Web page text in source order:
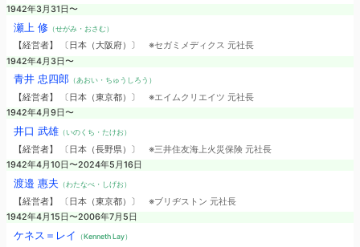
1942年3月31日〜
瀬上 修（せがみ・おさむ）
【経営者】 〔日本（大阪府）〕 ※セガミメディクス 元社長
1942年4月3日〜
青井 忠四郎（あおい・ちゅうしろう）
【経営者】 〔日本（東京都）〕 ※エイムクリエイツ 元社長
1942年4月9日〜
井口 武雄（いのくち・たけお）
【経営者】 〔日本（長野県）〕 ※三井住友海上火災保険 元社長
1942年4月10日〜2024年5月16日
渡邉 惠夫 （わたなべ・しげお）
【経営者】 〔日本（東京都）〕 ※ブリヂストン 元社長
1942年4月15日〜2006年7月5日
ケネス＝レイ （Kenneth Lay）